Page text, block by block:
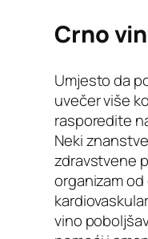
Crno
Umjesto da
uvečer više
rasporedite
Neki
zdravstvene
organizam
vino